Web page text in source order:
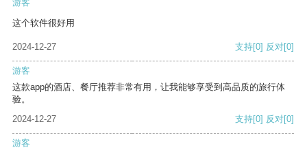
游客
这个软件很好用
2024-12-27 支持[0] 反对[0]
游客
这款app的酒店、餐厅推荐非常有用，让我能够享受到高品质的旅行体
验。
2024-12-27
支持[0] 反对[0]
游客